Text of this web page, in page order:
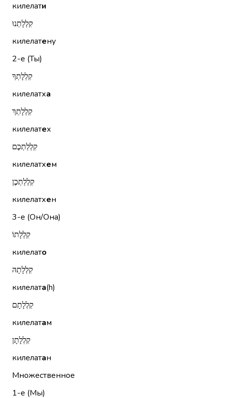
килелати
קִלְלָתֵנוּ
килелатену
2-е (Ты)
קִלְלָתְךָ
килелатха
קִלְלָתֵךְ
килелатех
קִלְלַתְכֶם
килелатхем
קִלְלַתְכֶן
килелатхен
3-е (Он/Она)
קִלְלָתוֹ
килелато
קִלְלָתָהּ
килелата(h)
קִלְלָתָם
килелатам
קִלְלָתָן
килелатан
Множественное
1-е (Мы)